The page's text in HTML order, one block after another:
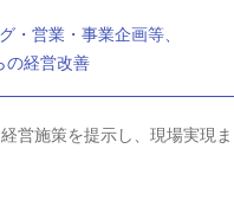
・営業・事業企画等、
の経営改善
営施策を提示し、現場実現ま